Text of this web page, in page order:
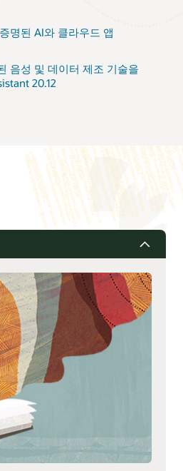
명된 AI와 클라우드 앱
음성 및 데이터 제조 기술을
20.12